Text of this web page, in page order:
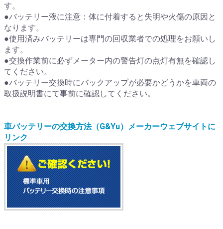
す。
●バッテリー液に注意：体に付着すると失明や火傷の原因と
なります。
●使用済みバッテリーは専門の回収業者での処理をお願いし
ます。
●交換作業前に必ずメーター内の警告灯の点灯有無を確認し
てください。
●バッテリー交換時にバックアップが必要かどうかを車両の
取扱説明書にて事前に確認してください。
車バッテリーの交換方法（G&Yu）メーカーウェブサイトに
リンク